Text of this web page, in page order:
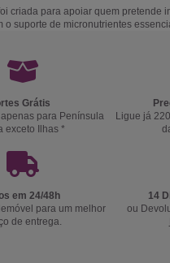
criada para apoiar quem pretende
o suporte de micronutrientes
Grátis
para Península
exceto Ilhas *
Ligue já
em 24/48h
para um melhor
de entrega.
14
ou